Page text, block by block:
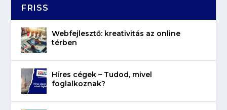
FRISS
Webfejlesztő: kreativitás az online
térben
Híres cégek – Tudod, mivel
foglalkoznak?